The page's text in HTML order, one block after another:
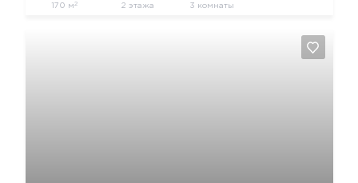
170 м 2 2 этажа 3 комнаты